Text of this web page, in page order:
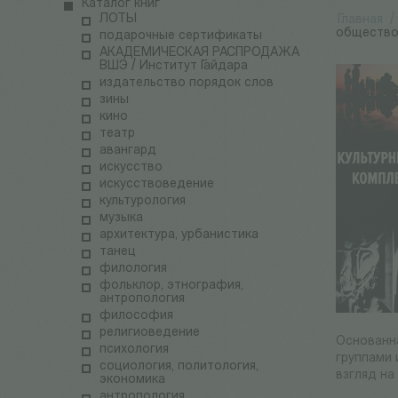
Каталог книг
ЛОТЫ
подарочные сертификаты
АКАДЕМИЧЕСКАЯ РАСПРОДАЖА
ВШЭ / Институт Гайдара
издательство порядок слов
зины
кино
театр
авангард
искусство
искусствоведение
культурология
музыка
архитектура, урбанистика
танец
филология
фольклор, этнография,
антропология
философия
религиоведение
психология
социология, политология,
экономика
общество
группами
взгляд